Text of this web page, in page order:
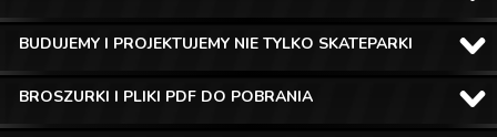
BUDUJEMY I PROJEKTUJEMY NIE TYLKO SKATEPARKI
BROSZURKI I PLIKI PDF DO POBRANIA